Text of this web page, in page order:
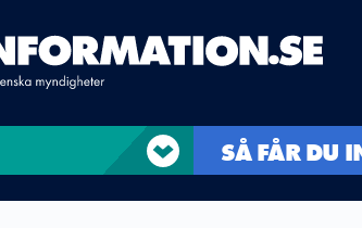
SÅ FÅR DU